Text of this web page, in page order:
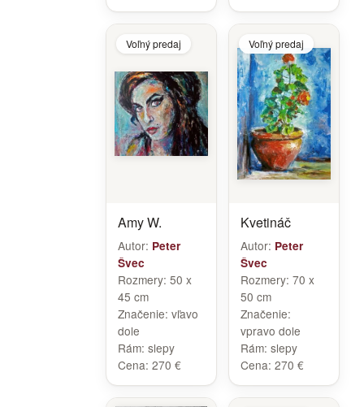
Voľný predaj
Amy W.
Autor: Peter
Švec
Rozmery: 50 x
45 cm
Značenie: vľavo
dole
Rám: slepy
Cena: 270 €
Voľný predaj
Kvetináč
Autor: Peter
Švec
Rozmery: 70 x
50 cm
Značenie:
vpravo dole
Rám: slepy
Cena: 270 €